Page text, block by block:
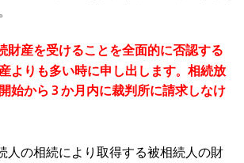
続財産を受けることを全面的に否認する
よりも多い時に申し出します。相続放
始から３か月内に裁判所に請求しなけ
続人の相続により取得する被相続人の財